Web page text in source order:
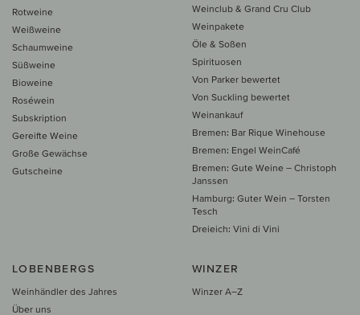
Rotweine
Weißweine
Schaumweine
Süßweine
Bioweine
Roséwein
Subskription
Gereifte Weine
Große Gewächse
Gutscheine
Weinclub & Grand Cru Club
Weinpakete
Öle & Soßen
Spirituosen
Von Parker bewertet
Von Suckling bewertet
Weinankauf
Bremen: Bar Rique Winehouse
Bremen: Engel WeinCafé
Bremen: Gute Weine – Christoph
Janssen
Hamburg: Guter Wein – Torsten
Tesch
Dreieich: Vini di Vini
LOBENBERGS
Weinhändler des Jahres
Über uns
WINZER
Winzer A–Z